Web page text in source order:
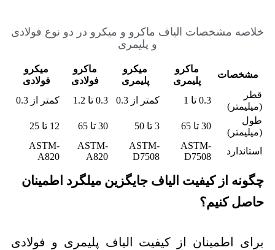
خلاصه مشخصات الیاف ماکرو و میکرو در دو نوع فولادی
و پلیمری
مشخصات
ماکرو
پلیمری
میکرو
پلیمری
ماکرو
فولادی
میکرو
فولادی
قطر
(میلیمتر)
0.3 تا 1 کمتر از 0.3 0.3 تا 1.2
کمتر از 0.3
طول
(میلیمتر)
30 تا 65 3 تا 50 30 تا 65 12 تا 25
استاندارد
ASTM-
D7508
ASTM-
D7508
ASTM-
A820
ASTM-
A820
چگونه از کیفیت الیاف جایگزین میلگرد اطمینان
حاصل کنیم؟
برای اطمینان از کیفیت الیاف پلیمری و فولادی